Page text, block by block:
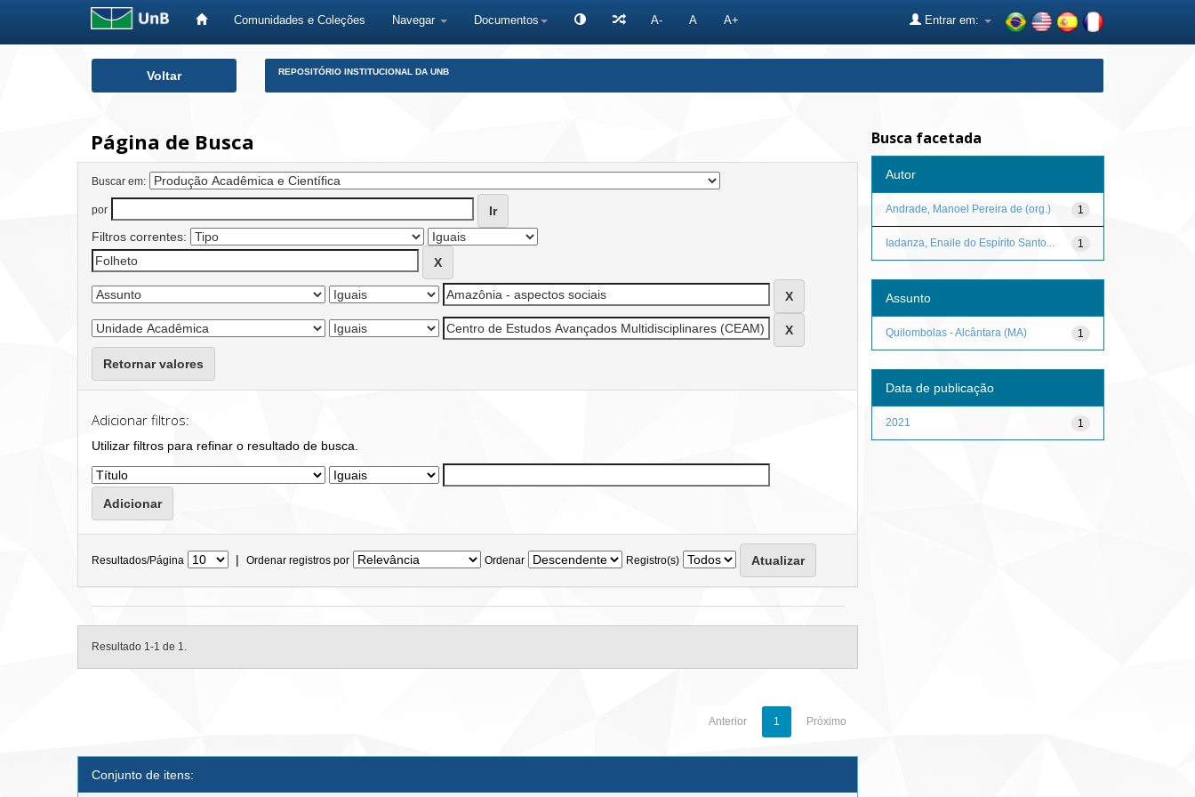
Comunidades e Coleções Navegar Documentos A- A A+ Entrar em:
Voltar REPOSITÓRIO INSTITUCIONAL DA UNB
Página de Busca
Buscar em:
por
Filtros correntes:
Retornar valores
Adicionar filtros:
Utilizar filtros para refinar o resultado de busca.
Resultados/Página | Ordenar registros por Ordenar Registro(s)
Resultado 1-1 de 1.
Anterior 1 Próximo
Conjunto de itens:
Busca facetada
Autor
1
Andrade, Manoel Pereira de (org.)
1
Iadanza, Enaile do Espírito Santo...
Assunto
1
Quilombolas - Alcântara (MA)
Data de publicação
1
2021